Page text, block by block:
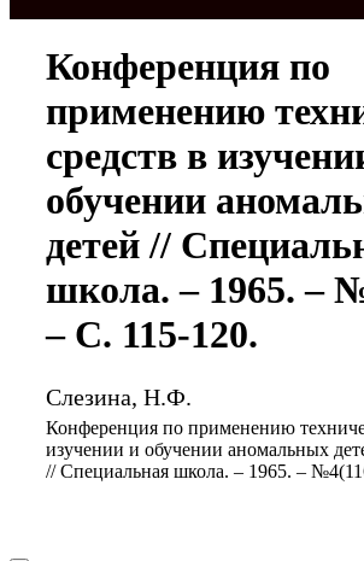
Конференция по
применению
средств в
обучении
детей //
школа. – 1965. –
– С. 115-120.
Слезина, Н.Ф.
Конференция по применению
изучении и обучении аномальных
// Специальная школа. – 1965. –